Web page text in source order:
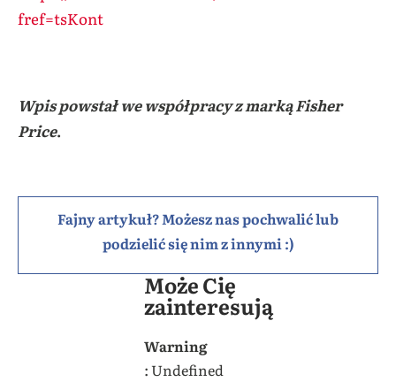
fref=tsKont
Wpis powstał we współpracy z marką Fisher
Price.
Fajny artykuł? Możesz nas pochwalić lub
podzielić się nim z innymi :)
Może Cię
zainteresują
Warning
: Undefined